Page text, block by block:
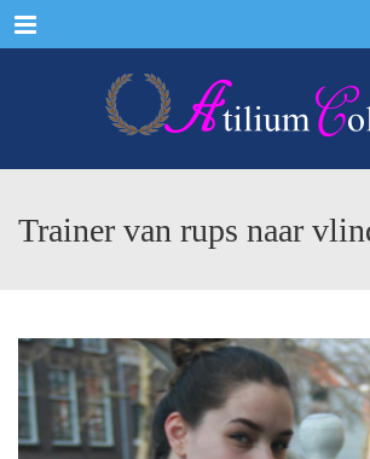
Menu
Trainer van rups naar